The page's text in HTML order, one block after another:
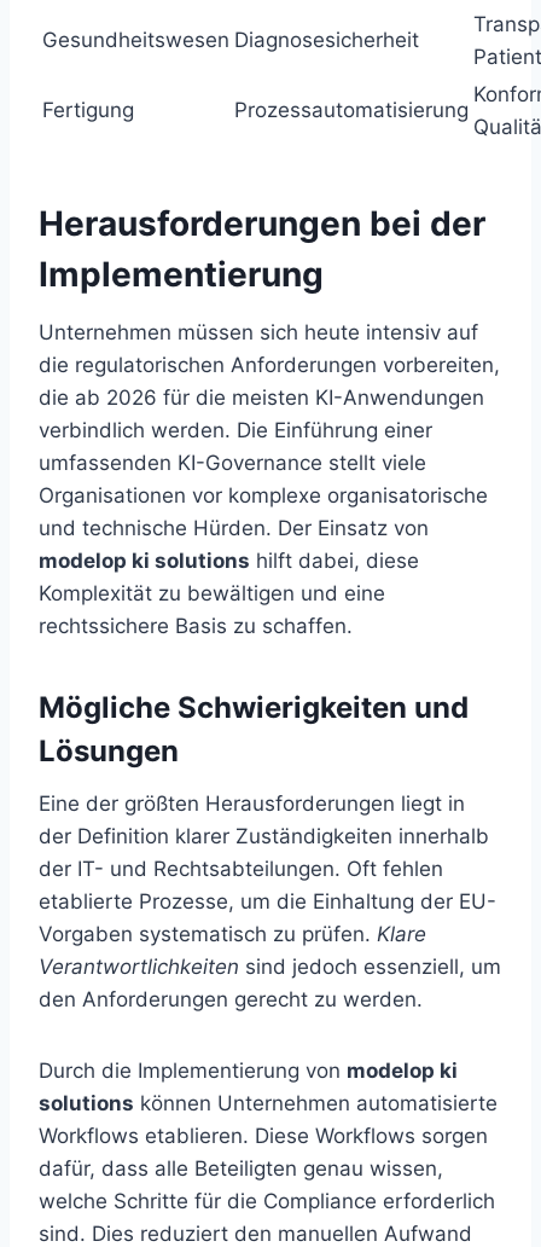
Gesundheitswesen Diagnosesicherheit
Fertigung Prozessautomatisierung
Herausforderungen bei der
Implementierung
Unternehmen müssen sich heute intensiv auf
die regulatorischen Anforderungen vorbereiten,
die ab 2026 für die meisten KI-Anwendungen
verbindlich werden. Die Einführung einer
umfassenden KI-Governance stellt viele
Organisationen vor komplexe organisatorische
und technische Hürden. Der Einsatz von
modelop ki solutions hilft dabei, diese
Komplexität zu bewältigen und eine
rechtssichere Basis zu schaffen.
Mögliche Schwierigkeiten und
Lösungen
Eine der größten Herausforderungen liegt in
der Definition klarer Zuständigkeiten innerhalb
der IT- und Rechtsabteilungen. Oft fehlen
etablierte Prozesse, um die Einhaltung der EU-
Vorgaben systematisch zu prüfen. Klare
Verantwortlichkeiten sind jedoch essenziell, um
den Anforderungen gerecht zu werden.
Durch die Implementierung von modelop ki
solutions können Unternehmen automatisierte
Workflows etablieren. Diese Workflows sorgen
dafür, dass alle Beteiligten genau wissen,
welche Schritte für die Compliance erforderlich
sind. Dies reduziert den manuellen Aufwand